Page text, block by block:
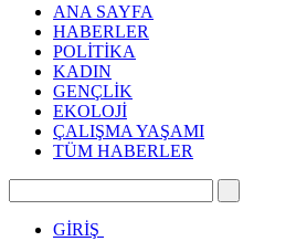
ANA SAYFA
HABERLER
POLİTİKA
KADIN
GENÇLİK
EKOLOJİ
ÇALIŞMA YAŞAMI
TÜM HABERLER
GİRİŞ